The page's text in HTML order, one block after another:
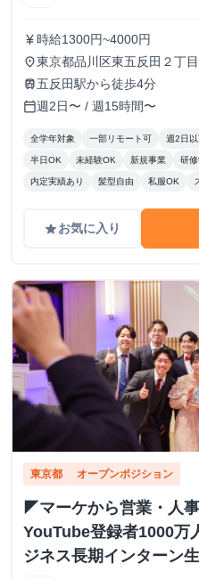
currency_yen 時給1300円~4000円
place東京都品川区東五反田２丁
田５階
train 五反田駅から徒歩4分
calendar_today週2日〜 / 週15時間〜
全学年対象 一部リモート可 週2日
半日OK 未経験OK 新規事業 研
内定実績あり 髪型自由 私服OK
gradeお気に入り
東京都 オープンポジション
◤マーケから営業・人
YouTube登録者1000万
ジネス長期インターン